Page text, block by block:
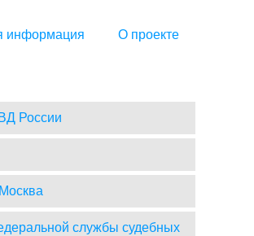
информация О проекте
России
службы судебных